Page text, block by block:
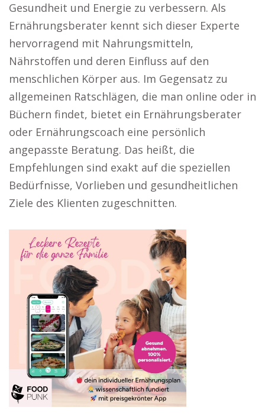
Gesundheit und Energie zu verbessern. Als
Ernährungsberater kennt sich dieser Experte
hervorragend mit Nahrungsmitteln,
Nährstoffen und deren Einfluss auf den
menschlichen Körper aus. Im Gegensatz zu
allgemeinen Ratschlägen, die man online oder in
Büchern findet, bietet ein Ernährungsberater
oder Ernährungscoach eine persönlich
angepasste Beratung. Das heißt, die
Empfehlungen sind exakt auf die speziellen
Bedürfnisse, Vorlieben und gesundheitlichen
Ziele des Klienten zugeschnitten.